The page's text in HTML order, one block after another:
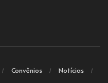
Convênios
Notícias